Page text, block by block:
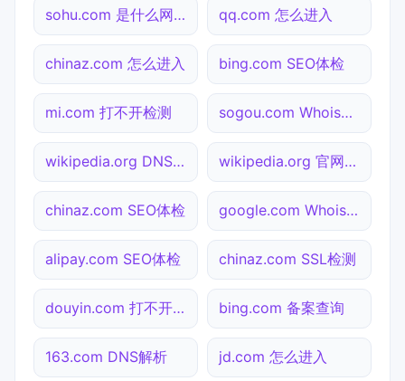
sohu.com 是什么网站 qq.com 怎么进入
chinaz.com 怎么进入 bing.com SEO体检
mi.com 打不开检测 sogou.com Whois查询
wikipedia.org DNS解析 wikipedia.org 官网入口
chinaz.com SEO体检 google.com Whois查询
alipay.com SEO体检 chinaz.com SSL检测
douyin.com 打不开检测 bing.com 备案查询
163.com DNS解析 jd.com 怎么进入